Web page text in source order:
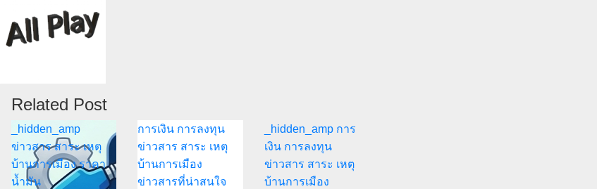
Related Post
_hidden_amp
ข่าวสาร สาระ เหตุ
บ้านการเมืองราคา
น้ำมัน
การเงิน การลงทุน
ข่าวสาร สาระ เหตุ
บ้านการเมือง
ข่าวสารที่น่าสนใจ
_hidden_amp การ
เงิน การลงทุน
ข่าวสาร สาระ เหตุ
บ้านการเมือง